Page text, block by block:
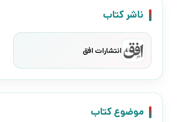
ناشر کتاب
انتشارات افق
موضوع کتاب